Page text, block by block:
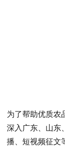
为了帮助优质农
深入广东、山东
播、短视频征文